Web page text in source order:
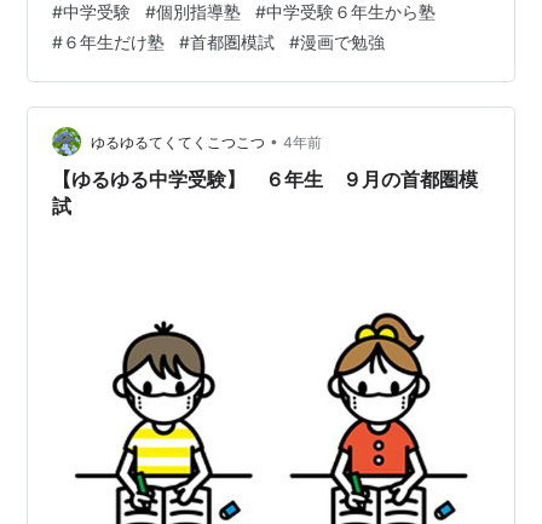
がる 社会は歴史はあまり心配はしてませんが、ただ単に
面白そうだったので『徳川十五代将軍ものがたり』と
『世界の歴史人物伝』を買ってみました。将軍はツボに
はまったらしく、全将軍を覚えましたが、世界の偉人は
１頁も開かず。 仕方がないので母が悲しく読みました。
重さ８９６グラム 厚…
#中学受験 #個別指導塾 #中学受験６年生から塾
#６年生だけ塾 #首都圏模試 #漫画で勉強
ゆるゆるてくてくこつこつ • 4年前
【ゆるゆる中学受験】 ６年生 ９月の首都圏模
試